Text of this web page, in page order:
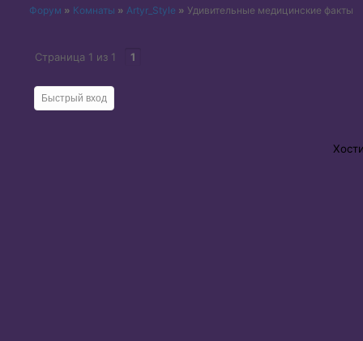
Форум » Комнаты » Artyr_Style » Удивительные медицинские факты
Страница 1 из 1 1